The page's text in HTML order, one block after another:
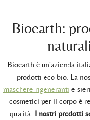
Bioearth:
Bioearth è un'azienda
prodotti eco bio. La
maschere rigeneranti e
cosmetici per il corpo è
qualità. I nostri prodotti